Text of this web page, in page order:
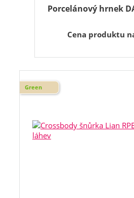
Porcelánový hrnek
Cena produktu
Green